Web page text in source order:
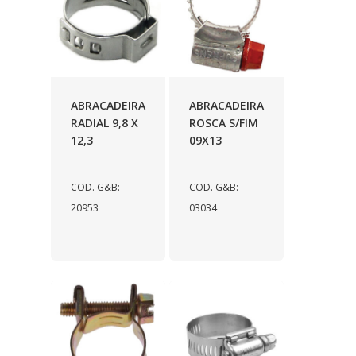
ABRACADEIRA
RADIAL 9,8 X
12,3
COD. G&B:
20953
ABRACADEIRA
ROSCA S/FIM
09X13
COD. G&B:
03034